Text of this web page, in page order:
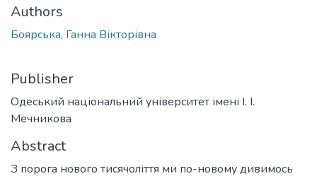
Authors
Боярська, Ганна Вікторівна
Publisher
Одеський національний університет імені І. І.
Мечникова
Abstract
З порога нового тисячоліття ми по-новому дивимось